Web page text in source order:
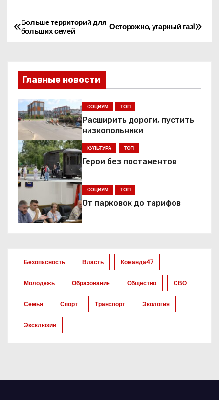
Н
в
и
г
а
ц
и
я
п
з
а
п
и
с
м
Осторожно, угарный газ!
Больше территорий для
больших семей
Главные новости
СОЦИУМ ТОП
Расширить дороги, пустить
низкопольники
КУЛЬТУРА ТОП
Герои без постаментов
СОЦИУМ ТОП
От парковок до тарифов
Безопасность Власть Команда47
Молодёжь Образование Общество СВО
Семья Спорт Транспорт Экология
Эксклюзив